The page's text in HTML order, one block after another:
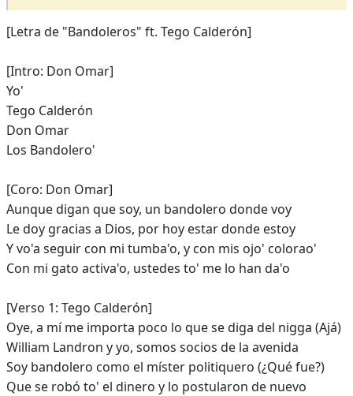
[Letra de "Bandoleros" ft. Tego Calderón]
[Intro: Don Omar]
Yo'
Tego Calderón
Don Omar
Los Bandolero'
[Coro: Don Omar]
Aunque digan que soy, un bandolero donde voy
Le doy gracias a Dios, por hoy estar donde estoy
Y vo'a seguir con mi tumba'o, y con mis ojo' colorao'
Con mi gato activa'o, ustedes to' me lo han da'o
[Verso 1: Tego Calderón]
Oye, a mí me importa poco lo que se diga del nigga (Ajá)
William Landron y yo, somos socios de la avenida
Soy bandolero como el míster politiquero (¿Qué fue?)
Que se robó to' el dinero y lo postularon de nuevo